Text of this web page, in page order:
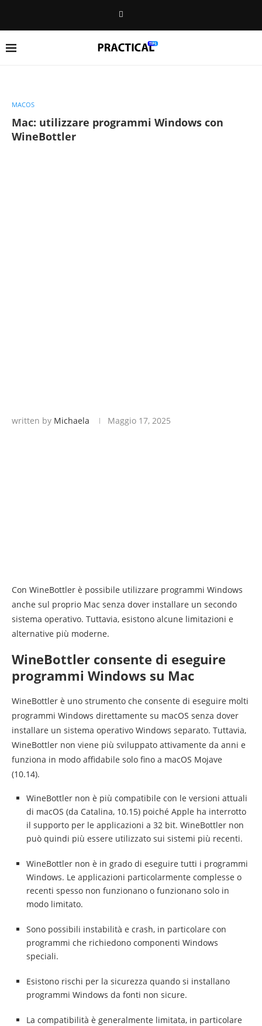
MACOS
Mac: utilizzare programmi Windows con
WineBottler
written by Michaela Maggio 17, 2025
Con WineBottler è possibile utilizzare programmi Windows
anche sul proprio Mac senza dover installare un secondo
sistema operativo. Tuttavia, esistono alcune limitazioni e
alternative più moderne.
WineBottler consente di eseguire
programmi Windows su Mac
WineBottler è uno strumento che consente di eseguire molti
programmi Windows direttamente su macOS senza dover
installare un sistema operativo Windows separato. Tuttavia,
WineBottler non viene più sviluppato attivamente da anni e
funziona in modo affidabile solo fino a macOS Mojave
(10.14).
WineBottler non è più compatibile con le versioni attuali
di macOS (da Catalina, 10.15) poiché Apple ha interrotto
il supporto per le applicazioni a 32 bit. WineBottler non
può quindi più essere utilizzato sui sistemi più recenti.
WineBottler non è in grado di eseguire tutti i programmi
Windows. Le applicazioni particolarmente complesse o
recenti spesso non funzionano o funzionano solo in
modo limitato.
Sono possibili instabilità e crash, in particolare con
programmi che richiedono componenti Windows
speciali.
Esistono rischi per la sicurezza quando si installano
programmi Windows da fonti non sicure.
La compatibilità è generalmente limitata, in particolare